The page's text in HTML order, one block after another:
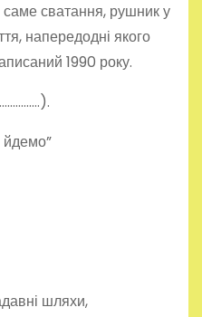
сватання, рушник у
напередодні якого
1990 року.
шляхи,